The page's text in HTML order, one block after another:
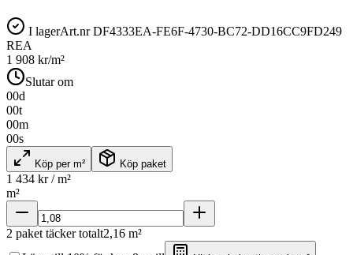
I lagerArt.nrDF4333EA-FE6F-4730-BC72-DD16CC9FD249
REA
1 908 kr/m²
Slutar om
00d
00t
00m
00s
Köp per m² Köp paket
1 434 kr / m²
m²
2 paket täcker totalt2,16 m²